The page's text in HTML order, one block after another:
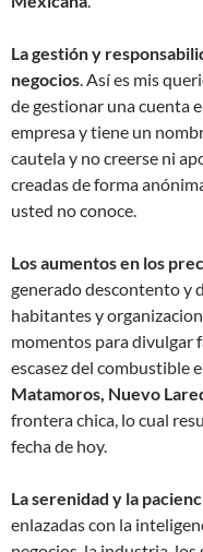
La gestión y
negocios. Así es mis
de gestionar una cuenta
empresa y tiene un
cautela y no creerse ni
creadas de forma
usted no conoce.
Los aumentos en los
generado descontento y
habitantes y
momentos para divulgar
escasez del combustible
Matamoros, Nuevo
frontera chica, lo cual
fecha de hoy.
La serenidad y la
enlazadas con la